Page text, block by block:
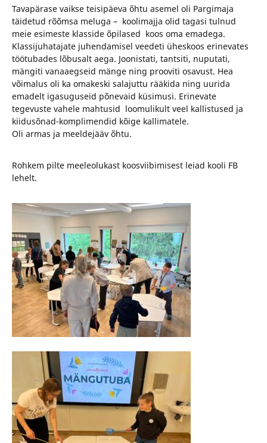
Tavapärase vaikse teisipäeva õhtu asemel oli Pargimaja
täidetud rõõmsa meluga – koolimajja olid tagasi tulnud
meie esimeste klasside õpilased koos oma emadega.
Klassijuhatajate juhendamisel veedeti üheskoos erinevates
töötubades lõbusalt aega. Joonistati, tantsiti, nuputati,
mängiti vanaaegseid mänge ning prooviti osavust. Hea
võimalus oli ka omakeski salajuttu rääkida ning uurida
emadelt igasuguseid põnevaid küsimusi. Erinevate
tegevuste vahele mahtusid loomulikult veel kallistused ja
kiidusõnad-komplimendid kõige kallimatele.
Oli armas ja meeldejääv õhtu.
Rohkem pilte meeleolukast koosviibimisest leiad kooli FB
lehelt.